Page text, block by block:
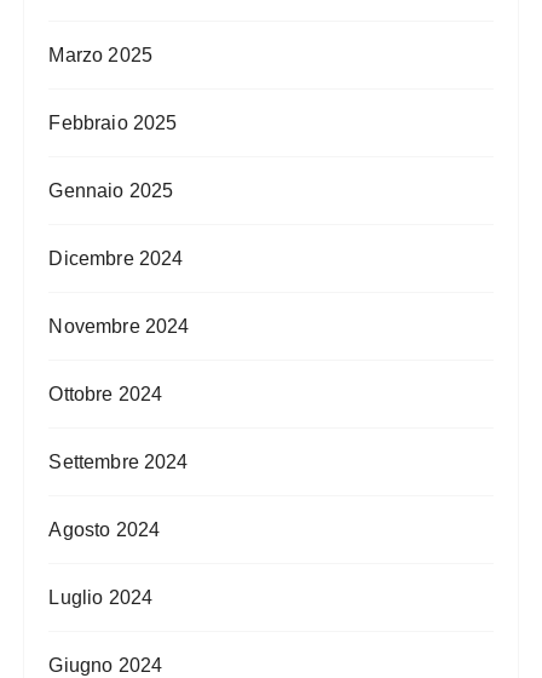
Marzo 2025
Febbraio 2025
Gennaio 2025
Dicembre 2024
Novembre 2024
Ottobre 2024
Settembre 2024
Agosto 2024
Luglio 2024
Giugno 2024